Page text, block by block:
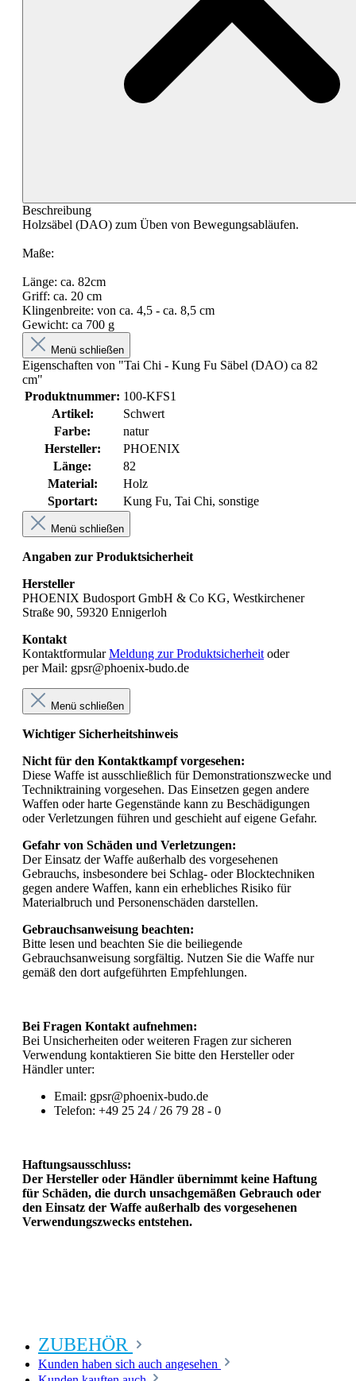
Beschreibung
Holzsäbel (DAO) zum Üben von Bewegungsabläufen.
Maße:
Länge: ca. 82cm
Griff: ca. 20 cm
Klingenbreite: von ca. 4,5 - ca. 8,5 cm
Gewicht: ca 700 g
Menü schließen
Eigenschaften von "Tai Chi - Kung Fu Säbel (DAO) ca 82
cm"
Produktnummer: 100-KFS1
Artikel:
Schwert
Farbe:
natur
Hersteller:
PHOENIX
Länge:
82
Material:
Holz
Sportart:
Kung Fu, Tai Chi, sonstige
Menü schließen
Angaben zur Produktsicherheit
Hersteller
PHOENIX Budosport GmbH & Co KG, Westkirchener
Straße 90, 59320 Ennigerloh
Kontakt
KontaktformularMeldung zur Produktsicherheit oder
per Mail: gpsr@phoenix-budo.de
Menü schließen
Wichtiger Sicherheitshinweis
Nicht für den Kontaktkampf vorgesehen:
Diese Waffe ist ausschließlich für Demonstrationszwecke und
Techniktraining vorgesehen. Das Einsetzen gegen andere
Waffen oder harte Gegenstände kann zu Beschädigungen
oder Verletzungen führen und geschieht auf eigene Gefahr.
Gefahr von Schäden und Verletzungen:
Der Einsatz der Waffe außerhalb des vorgesehenen
Gebrauchs, insbesondere bei Schlag- oder Blocktechniken
gegen andere Waffen, kann ein erhebliches Risiko für
Materialbruch und Personenschäden darstellen.
Gebrauchsanweisung beachten:
Bitte lesen und beachten Sie die beiliegende
Gebrauchsanweisung sorgfältig. Nutzen Sie die Waffe nur
gemäß den dort aufgeführten Empfehlungen.
Bei Fragen Kontakt aufnehmen:
Bei Unsicherheiten oder weiteren Fragen zur sicheren
Verwendung kontaktieren Sie bitte den Hersteller oder
Händler unter:
Email: gpsr@phoenix-budo.de
Telefon: +49 25 24 / 26 79 28 - 0
Haftungsausschluss:
Der Hersteller oder Händler übernimmt keine Haftung
für Schäden, die durch unsachgemäßen Gebrauch oder
den Einsatz der Waffe außerhalb des vorgesehenen
Verwendungszwecks entstehen.
ZUBEHÖR
Kunden haben sich auch angesehen